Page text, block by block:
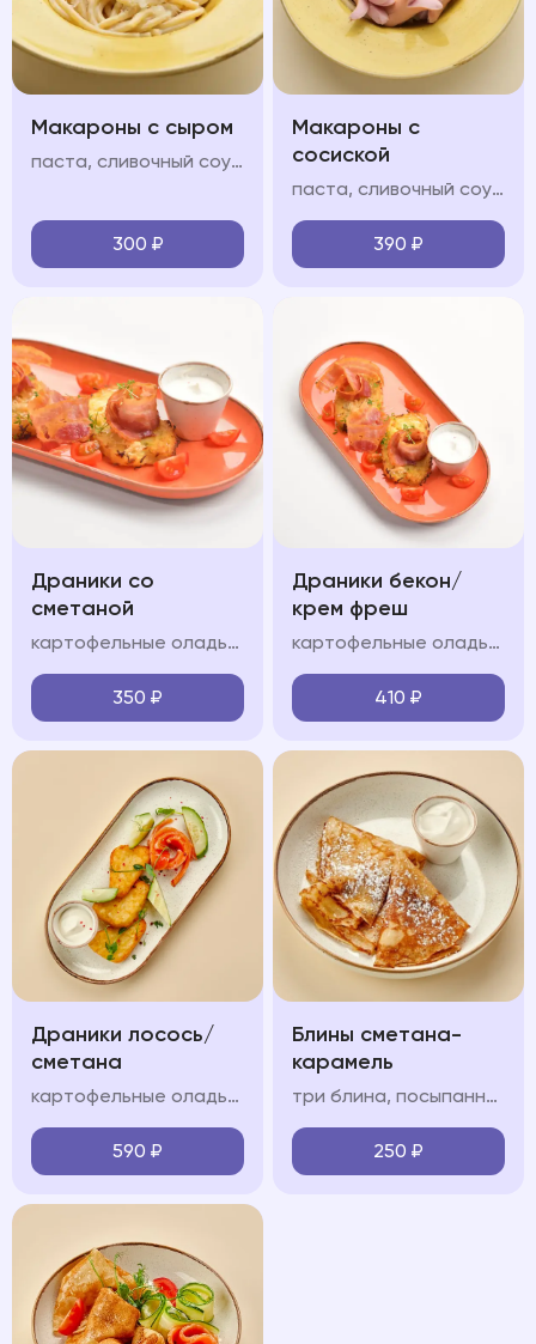
Макароны с сыром
паста, сливочный соус, пармезан
300 ₽
Макароны с
сосиской
паста, сливочный соус, молочные сосиски, пармезан
390 ₽
Драники со
сметаной
картофельные оладьи, сметанно-сливочный крем
350 ₽
Драники бекон/
крем фреш
картофельные оладьи, обжаренный бекон, сметанно-сливочный крем,, зелень, сметана
410 ₽
Драники лосось/
сметана
картофельные оладьи, форель, помидоры черри, сметанно-сливочный крем, огурец, зелень
590 ₽
Блины сметана-
карамель
три блина, посыпанные сахарной пудрой подаются с карамелью, сметаной или сгущенным молоком (на выбор)
250 ₽